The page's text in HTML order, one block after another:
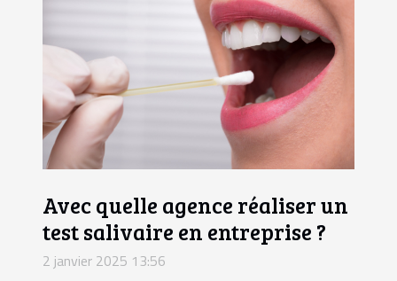
Avec quelle agence réaliser un
test salivaire en entreprise ?
2 janvier 2025 13:56